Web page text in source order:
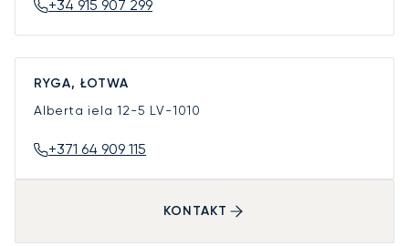
+34 915 907 299
RYGA, ŁOTWA
Alberta iela 12-5 LV-1010
+371 64 909 115
KONTAKT